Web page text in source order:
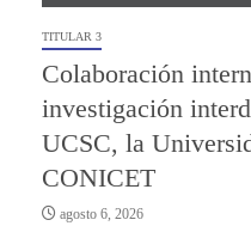
TITULAR 3
Colaboración
investigación
UCSC, la
CONICET
agosto 6, 2026